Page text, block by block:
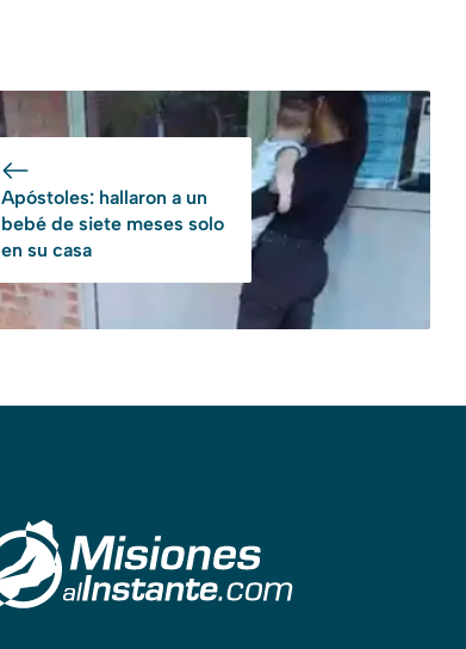
Apóstoles: hallaron a un
bebé de siete meses solo
en su casa